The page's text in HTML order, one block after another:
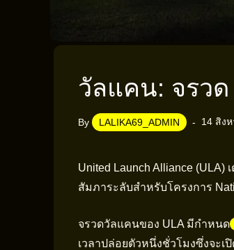
วัลแคน: จรวด
By LALIKA69_ADMIN 14 สิง
United Launch Alliance
สัมภาระลับสำหรับโครงการ
จรวดวัลแคนของ ULA มีกำหนด
เวลาปล่อยตัวหนึ่งชั่วโมงซึ่งจะเ